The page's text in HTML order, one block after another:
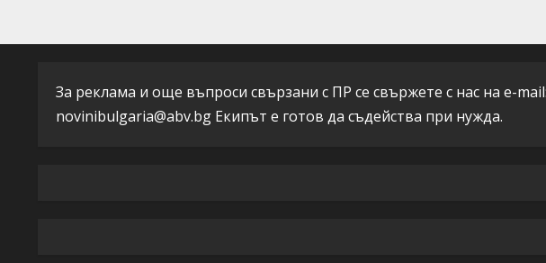
i
u
За реклама и още въпроси свързани с ПР се свържете с нас на e-mail:
novinibulgaria@abv.bg Екипът е готов да съдейства при нужда.